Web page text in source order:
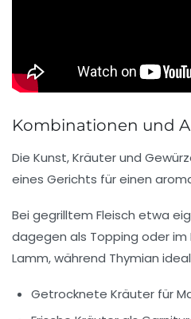
Kombinationen und
Die Kunst, Kräuter und
eines Gerichts für einen
Bei gegrilltem Fleisch etwa
dagegen als Topping oder im
Lamm, während Thymian
Getrocknete Kräuter für